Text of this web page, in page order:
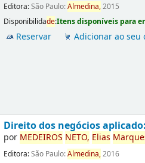
Editora:São Paulo:Almedina,2015
Disponibilidade:Itens disponíveis para
Reservar Adicionar ao seu
Direito dos negócios
por MEDEIROS NETO, Elias
Editora:São Paulo:Almedina,2016